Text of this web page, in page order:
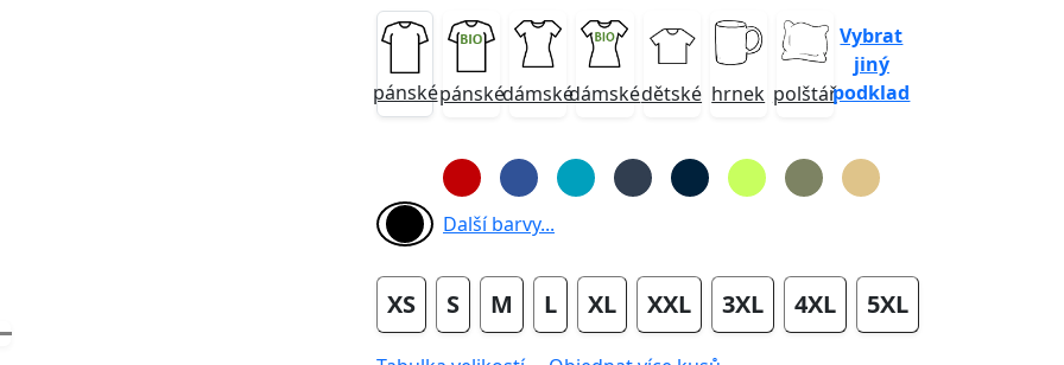
pánsképánskédámskédámskédětské hrnek polštář
Vybrat
jiný
podklad
Další barvy...
XS S M L XL XXL 3XL 4XL 5XL